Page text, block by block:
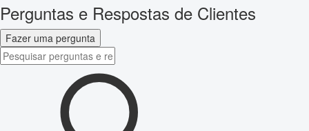
Perguntas e Respostas de Clientes
Fazer uma pergunta